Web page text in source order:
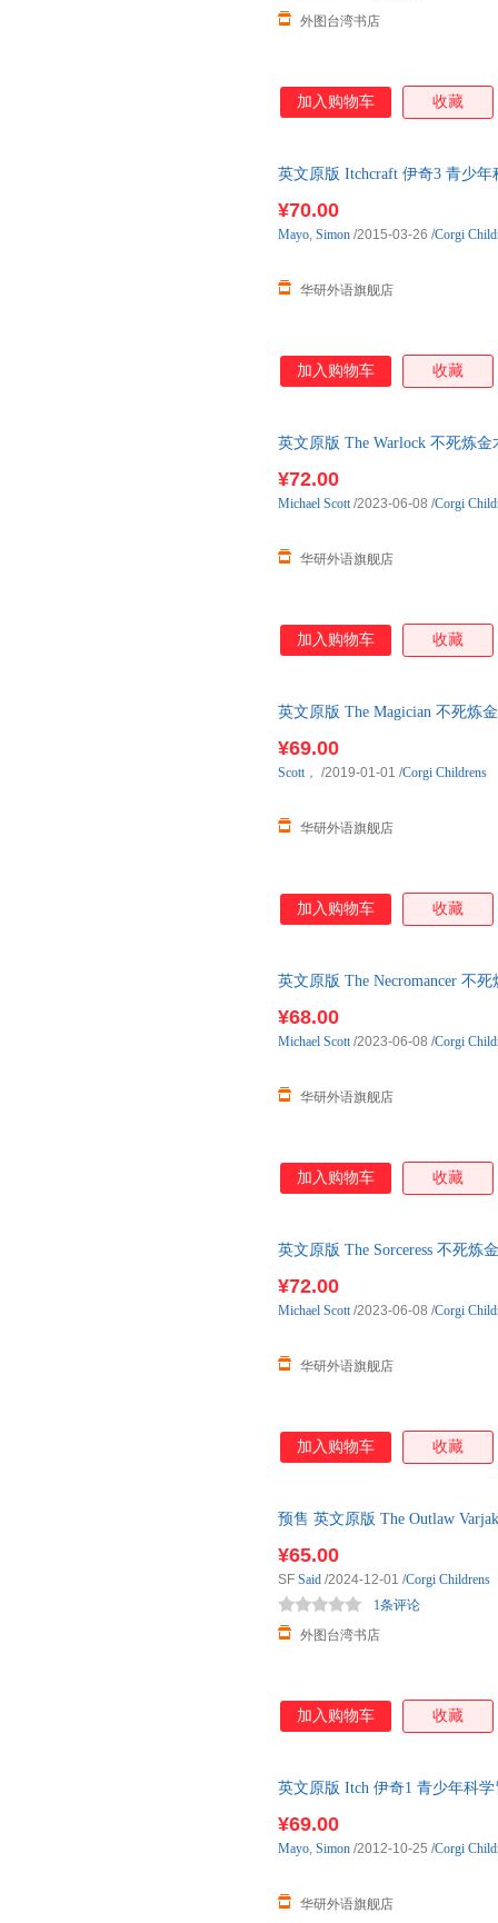
外图台湾书店
加入购物车 收藏
英文原版 Itchcraft 伊奇3 青少
¥70.00
华研外语旗舰店
Mayo, Simon /2015-03-26 /Corgi
加入购物车 收藏
英文原版 The Warlock 不死炼
¥72.00
华研外语旗舰店
Michael Scott/2023-06-08 /Corgi
加入购物车 收藏
英文原版 The Magician 不死炼
¥69.00
华研外语旗舰店
Scott， /2019-01-01 /Corgi Childrens
加入购物车 收藏
英文原版 The Necromancer 不
¥68.00
华研外语旗舰店
Michael Scott/2023-06-08 /Corgi
加入购物车 收藏
英文原版 The Sorceress 不死
¥72.00
华研外语旗舰店
Michael Scott/2023-06-08 /Corgi
加入购物车 收藏
预售 英文原版 The Outlaw
¥65.00
外图台湾书店
1条评论
SF Said /2024-12-01 /Corgi Childrens
加入购物车 收藏
英文原版 Itch 伊奇1 青少年科
¥69.00
华研外语旗舰店
Mayo, Simon /2012-10-25 /Corgi